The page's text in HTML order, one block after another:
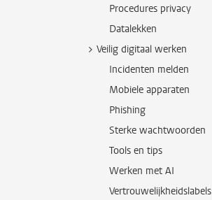
Procedures privacy
Datalekken
Veilig digitaal werken
Incidenten melden
Mobiele apparaten
Phishing
Sterke wachtwoorden
Tools en tips
Werken met AI
Vertrouwelijkheidslabels